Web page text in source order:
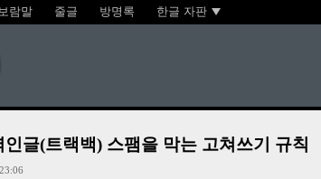
람말 줄글 방명록 한글 자판
글(트랙백) 스팸을 막는 고쳐쓰기 규칙